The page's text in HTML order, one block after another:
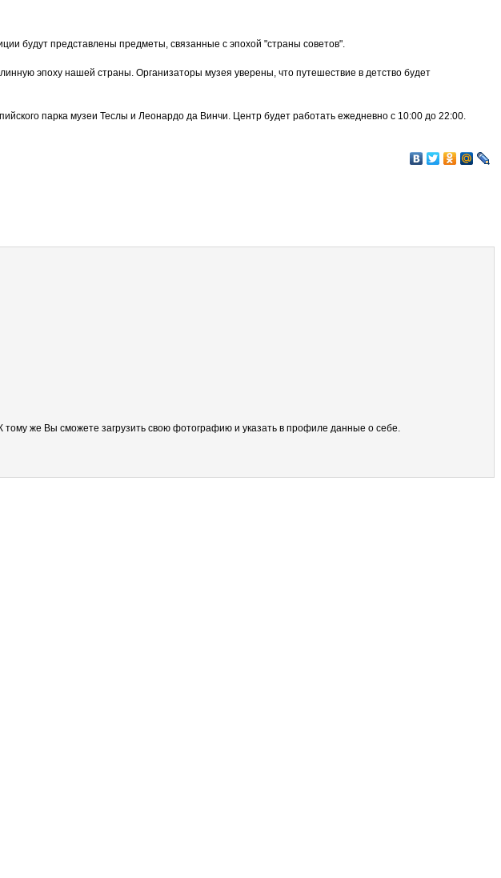
будут представлены предметы, связанные с эпохой "страны советов".
эпоху нашей страны. Организаторы музея уверены, что путешествие в детство будет
парка музеи Теслы и Леонардо да Винчи. Центр будет работать ежедневно с 10:00 до 22:00.
тому же Вы сможете загрузить свою фотографию и указать в профиле данные о себе.